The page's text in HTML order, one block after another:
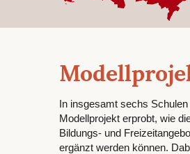
In insgesamt sechs
Modellprojekt erprobt, wie
Bildungs- und
ergänzt werden können.